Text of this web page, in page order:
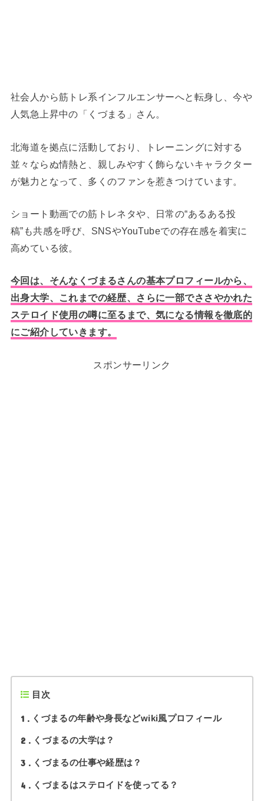
社会人から筋トレ系インフルエンサーへと転身し、今や
人気急上昇中の「くづまる」さん。
北海道を拠点に活動しており、トレーニングに対する
並々ならぬ情熱と、親しみやすく飾らないキャラクター
が魅力となって、多くのファンを惹きつけています。
ショート動画での筋トレネタや、日常の“あるある投
稿”も共感を呼び、SNSやYouTubeでの存在感を着実に
高めている彼。
今回は、そんなくづまるさんの基本プロフィールから、
出身大学、これまでの経歴、さらに一部でささやかれた
ステロイド使用の噂に至るまで、気になる情報を徹底的
にご紹介していきます。
スポンサーリンク
目次
1 くづまるの年齢や身長などwiki風プロフィール
2 くづまるの大学は？
3 くづまるの仕事や経歴は？
4 くづまるはステロイドを使ってる？